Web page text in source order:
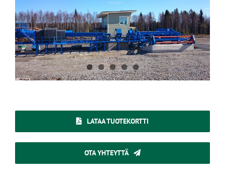
LATAA TUOTEKORTTI
OTA YHTEYTTÄ